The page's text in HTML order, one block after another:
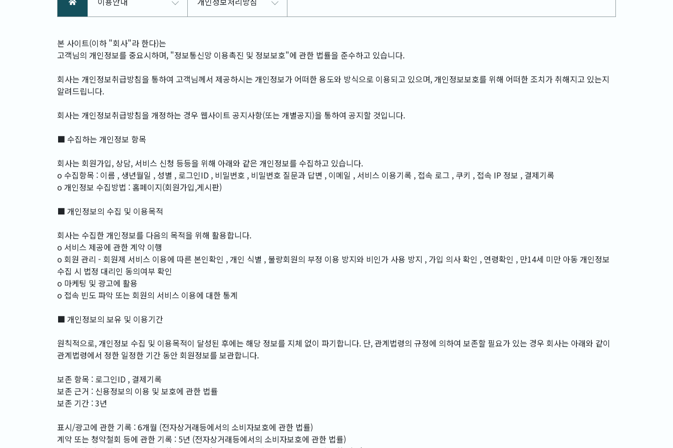
본 사이트(이하 "회사"라 한다)는
고객님의 개인정보를 중요시하며, "정보통신망 이용촉진 및 정보보호"에 관한 법률을 준수하고 있습니다.
회사는 개인정보취급방침을 통하여 고객님께서 제공하시는 개인정보가 어떠한 용도와 방식으로 이용되고 있으며, 개인정보보호를 위해 어떠한 조치가 취해지고 있는지
알려드립니다.
회사는 개인정보취급방침을 개정하는 경우 웹사이트 공지사항(또는 개별공지)을 통하여 공지할 것입니다.
■ 수집하는 개인정보 항목
회사는 회원가입, 상담, 서비스 신청 등등을 위해 아래와 같은 개인정보를 수집하고 있습니다.
ο 수집항목 : 이름 , 생년월일 , 성별 , 로그인ID , 비밀번호 , 비밀번호 질문과 답변 , 이메일 , 서비스 이용기록 , 접속 로그 , 쿠키 , 접속 IP 정보 , 결제기록
ο 개인정보 수집방법 : 홈페이지(회원가입,게시판)
■ 개인정보의 수집 및 이용목적
회사는 수집한 개인정보를 다음의 목적을 위해 활용합니다.
ο 서비스 제공에 관한 계약 이행
ο 회원 관리 - 회원제 서비스 이용에 따른 본인확인 , 개인 식별 , 불량회원의 부정 이용 방지와 비인가 사용 방지 , 가입 의사 확인 , 연령확인 , 만14세 미만 아동 개인정보
수집 시 법정 대리인 동의여부 확인
ο 마케팅 및 광고에 활용
ο 접속 빈도 파악 또는 회원의 서비스 이용에 대한 통계
■ 개인정보의 보유 및 이용기간
원칙적으로, 개인정보 수집 및 이용목적이 달성된 후에는 해당 정보를 지체 없이 파기합니다. 단, 관계법령의 규정에 의하여 보존할 필요가 있는 경우 회사는 아래와 같이
관계법령에서 정한 일정한 기간 동안 회원정보를 보관합니다.
보존 항목 : 로그인ID , 결제기록
보존 근거 : 신용정보의 이용 및 보호에 관한 법률
보존 기간 : 3년
표시/광고에 관한 기록 : 6개월 (전자상거래등에서의 소비자보호에 관한 법률)
계약 또는 청약철회 등에 관한 기록 : 5년 (전자상거래등에서의 소비자보호에 관한 법률)